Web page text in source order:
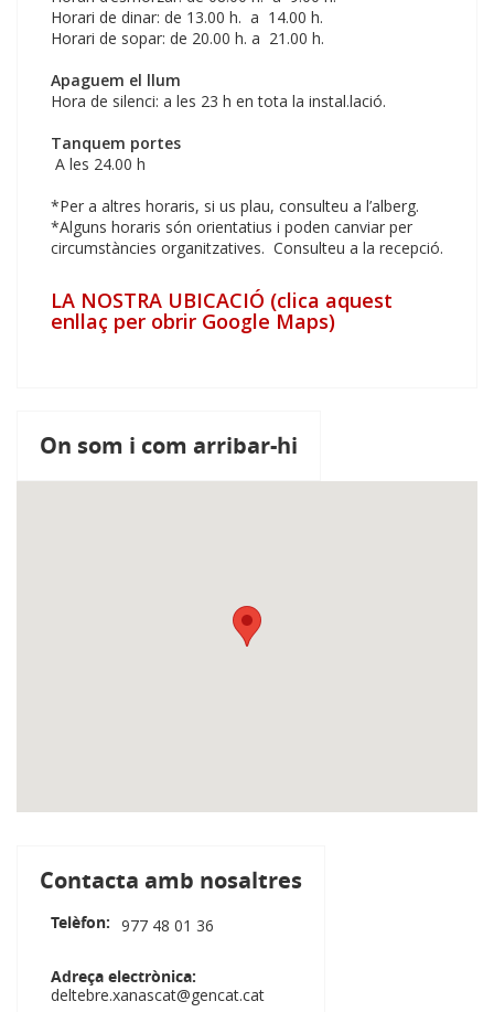
Horari de dinar: de 13.00 h. a 14.00 h.
Horari de sopar: de 20.00 h. a 21.00 h.
Apaguem el llum
Hora de silenci: a les 23 h en tota la instal.lació.
Tanquem portes
A les 24.00 h
*Per a altres horaris, si us plau, consulteu a l’alberg.
*Alguns horaris són orientatius i poden canviar per
circumstàncies organitzatives. Consulteu a la recepció.
LA NOSTRA UBICACIÓ (clica aquest
enllaç per obrir Google Maps)
On som i com arribar-hi
Contacta amb nosaltres
Telèfon 977 48 01 36
Adreça electrònica
deltebre.xanascat@gencat.cat